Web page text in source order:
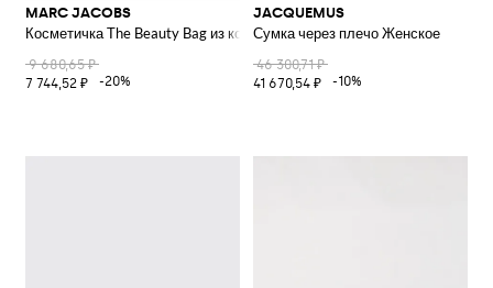
MARC JACOBS
Косметичка The Beauty Bag из кожи с застежкой-молнией и логотипом
9 680,65 ₽
7 744,52 ₽
-20%
JACQUEMUS
Сумка через плечо Женское
46 300,71 ₽
41 670,54 ₽
-10%